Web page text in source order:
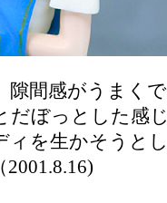
隙間感がうまく
だぼっとした感
ィを生かそうと